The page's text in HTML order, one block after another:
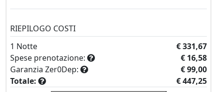
RIEPILOGO COSTI
1 Notte
€ 331,67
Spese prenotazione:
€ 16,58
Garanzia Zer0Dep:
€ 99,00
Totale:
€ 447,25